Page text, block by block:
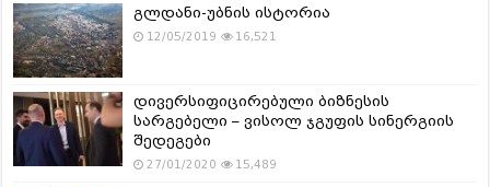
გლდანი-უბნის ისტორია
12/05/2019 16,521
დივერსიფიცირებული ბიზნესის
სარგებელი – ვისოლ ჯგუფის სინერგიის
შედეგები
27/01/2020 15,489